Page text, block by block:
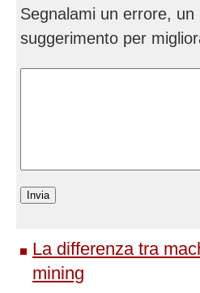
Segnalami un errore, un
suggerimento per
La differenza tra
mining